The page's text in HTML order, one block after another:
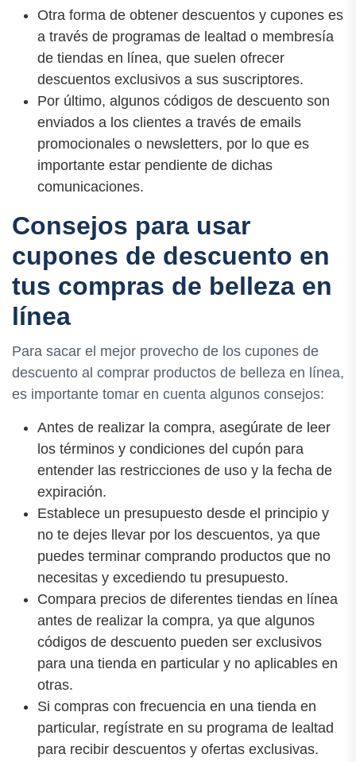
Otra forma de obtener descuentos y cupones es
a través de programas de lealtad o membresía
de tiendas en línea, que suelen ofrecer
descuentos exclusivos a sus suscriptores.
Por último, algunos códigos de descuento son
enviados a los clientes a través de emails
promocionales o newsletters, por lo que es
importante estar pendiente de dichas
comunicaciones.
Consejos para usar
cupones de descuento en
tus compras de belleza en
línea
Para sacar el mejor provecho de los cupones de
descuento al comprar productos de belleza en línea,
es importante tomar en cuenta algunos consejos:
Antes de realizar la compra, asegúrate de leer
los términos y condiciones del cupón para
entender las restricciones de uso y la fecha de
expiración.
Establece un presupuesto desde el principio y
no te dejes llevar por los descuentos, ya que
puedes terminar comprando productos que no
necesitas y excediendo tu presupuesto.
Compara precios de diferentes tiendas en línea
antes de realizar la compra, ya que algunos
códigos de descuento pueden ser exclusivos
para una tienda en particular y no aplicables en
otras.
Si compras con frecuencia en una tienda en
particular, regístrate en su programa de lealtad
para recibir descuentos y ofertas exclusivas.